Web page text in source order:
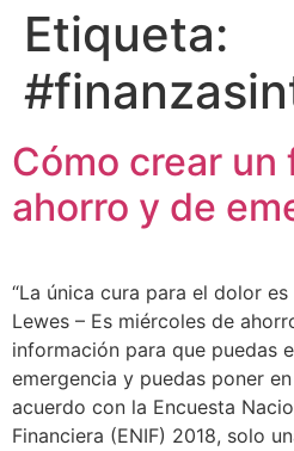
Etiqueta:
Cómo crear un
ahorro y de
“La única cura para el dolor
Lewes – Es miércoles de
información para que puedas
emergencia y puedas poner
acuerdo con la Encuesta
Financiera (ENIF) 2018, solo